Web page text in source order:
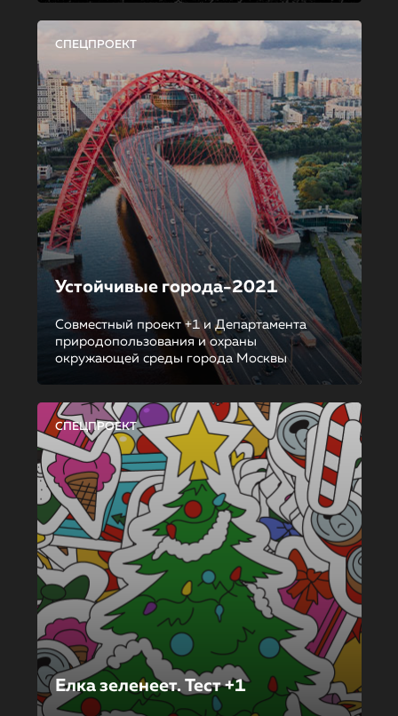
СПЕЦПРОЕКТ
Устойчивые города-2021
Совместный проект +1 и Департамента
природопользования и охраны
окружающей среды города Москвы
СПЕЦПРОЕКТ
Елка зеленеет. Тест +1